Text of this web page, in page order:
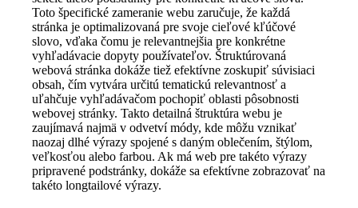
Toto špecifické zameranie webu zaručuje, že každá
stránka je optimalizovaná pre svoje cieľové kľúčové
slovo, vďaka čomu je relevantnejšia pre konkrétne
vyhľadávacie dopyty používateľov. Štruktúrovaná
webová stránka dokáže tiež efektívne zoskupiť súvisiaci
obsah, čím vytvára určitú tematickú relevantnosť a
uľahčuje vyhľadávačom pochopiť oblasti pôsobnosti
webovej stránky. Takto detailná štruktúra webu je
zaujímavá najmä v odvetví módy, kde môžu vznikať
naozaj dlhé výrazy spojené s daným oblečením, štýlom,
veľkosťou alebo farbou. Ak má web pre takéto výrazy
pripravené podstránky, dokáže sa efektívne zobrazovať na
takéto longtailové výrazy.